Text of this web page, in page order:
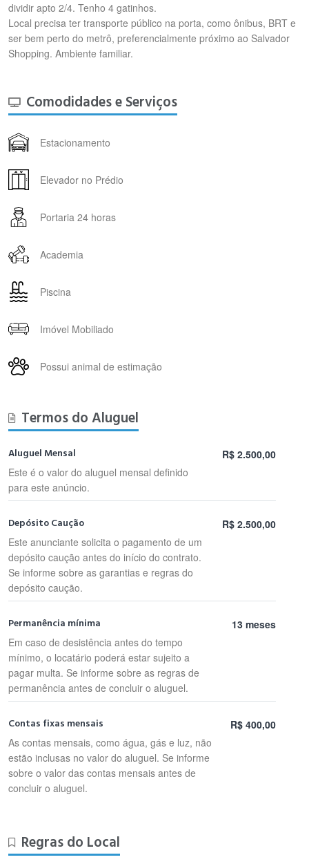
dividir apto 2/4. Tenho 4 gatinhos.
Local precisa ter transporte público na porta, como ônibus, BRT e
ser bem perto do metrô, preferencialmente próximo ao Salvador
Shopping. Ambiente familiar.
Comodidades e Serviços
Estacionamento
Elevador no Prédio
Portaria 24 horas
Academia
Piscina
Imóvel Mobiliado
Possui animal de estimação
Termos do Aluguel
Aluguel Mensal
Este é o valor do aluguel mensal definido
para este anúncio.
R$ 2.500,00
Depósito Caução
Este anunciante solicita o pagamento de um
depósito caução antes do início do contrato.
Se informe sobre as garantias e regras do
depósito caução.
R$ 2.500,00
Permanência mínima
Em caso de desistência antes do tempo
mínimo, o locatário poderá estar sujeito a
pagar multa. Se informe sobre as regras de
permanência antes de concluir o aluguel.
13 meses
Contas fixas mensais
As contas mensais, como água, gás e luz, não
estão inclusas no valor do aluguel. Se informe
sobre o valor das contas mensais antes de
concluir o aluguel.
R$ 400,00
Regras do Local